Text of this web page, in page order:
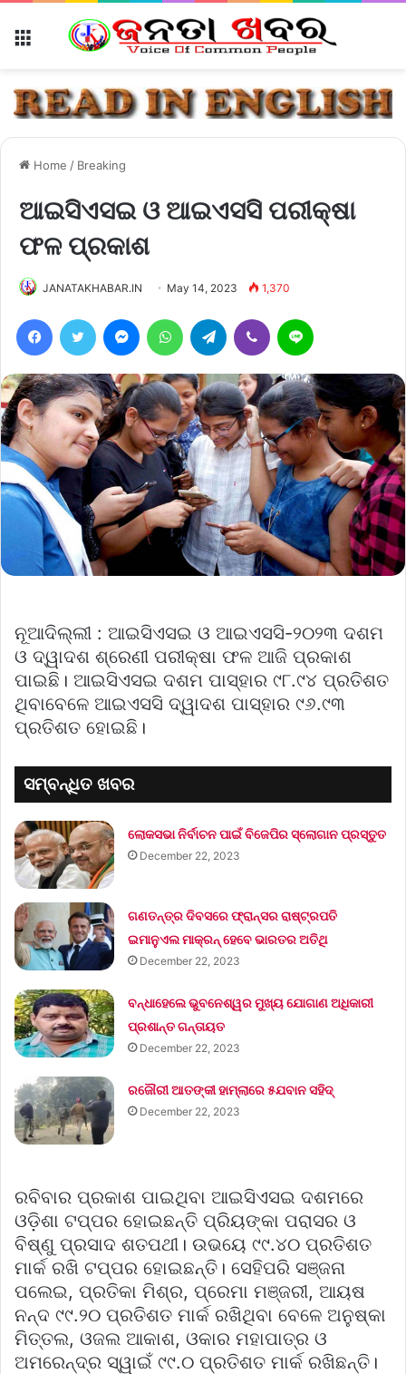
Home / Breaking
ଆଇସିଏସଇ ଓ ଆଇଏସସି ପରୀକ୍ଷା
ଫଳ ପ୍ରକାଶ
JANATAKHABAR.IN May 14, 2023 1,370
FacebookTwitter MessengerWhatsAppTelegram Viber
ନୂଆଦିଲ୍ଲୀ : ଆଇସିଏସଇ ଓ ଆଇଏସସି-୨୦୨୩ ଦଶମ
ଓ ଦ୍ୱାଦଶ ଶ୍ରେଣୀ ପରୀକ୍ଷା ଫଳ ଆଜି ପ୍ରକାଶ
ପାଇଛି। ଆଇସିଏସଇ ଦଶମ ପାସ୍‌ହାର ୯୮.୯୪ ପ୍ରତିଶତ
ଥିବାବେଳେ ଆଇଏସସି ଦ୍ୱାଦଶ ପାସ୍‌ହାର ୯୬.୯୩
ପ୍ରତିଶତ ହୋଇଛି।
ସମ୍ବନ୍ଧିତ ଖବର
ଲୋକସଭା ନିର୍ବାଚନ ପାଇଁ ବିଜେପିର ସ୍ଲୋଗାନ ପ୍ରସ୍ତୁତ
December 22, 2023
ଗଣତନ୍ତ୍ର ଦିବସରେ ଫ୍ରାନ୍ସର ରାଷ୍ଟ୍ରପତି
ଇମାନୁଏଲ ମାକ୍ରନ୍‌ ହେବେ ଭାରତର ଅତିଥି
December 22, 2023
ବନ୍ଧାହେଲେ ଭୁବନେଶ୍ୱର ମୁଖ୍ୟ ଯୋଗାଣ ଅଧିକାରୀ
ପ୍ରଶାନ୍ତ ଗନ୍ତାୟତ
December 22, 2023
ରଜୌରୀ ଆତଙ୍କୀ ହାମ୍‌ଲାରେ ୫ଯବାନ ସହିଦ୍
December 22, 2023
ରବିବାର ପ୍ରକାଶ ପାଇଥିବା ଆଇସିଏସଇ ଦଶମରେ
ଓଡ଼ିଶା ଟପ୍ପର ହୋଇଛନ୍ତି ପ୍ରିୟଙ୍କା ପରାସର ଓ
ବିଷ୍ଣୁ ପ୍ରସାଦ ଶତପଥୀ। ଉଭୟେ ୯୯.୪୦ ପ୍ରତିଶତ
ମାର୍କ ରଖି ଟପ୍ପର ହୋଇଛନ୍ତି। ସେହିପରି ସଞ୍ଜନା
ପଲେଇ, ପ୍ରତିକା ମିଶ୍ର, ପ୍ରେମା ମଞ୍ଜରୀ, ଆୟଷ
ନନ୍ଦ ୯୯.୨୦ ପ୍ରତିଶତ ମାର୍କ ରଖିଥିବା ବେଳେ ଅନୁଷ୍କା
ମିତ୍ତଲ, ଓଜଲ ଆକାଶ, ଓକାର ମହାପାତ୍ର ଓ
ଅମରେନ୍ଦ୍ର ସ୍ୱାଇଁ ୯୯.୦ ପ୍ରତିଶତ ମାର୍କ ରଖିଛନ୍ତି।